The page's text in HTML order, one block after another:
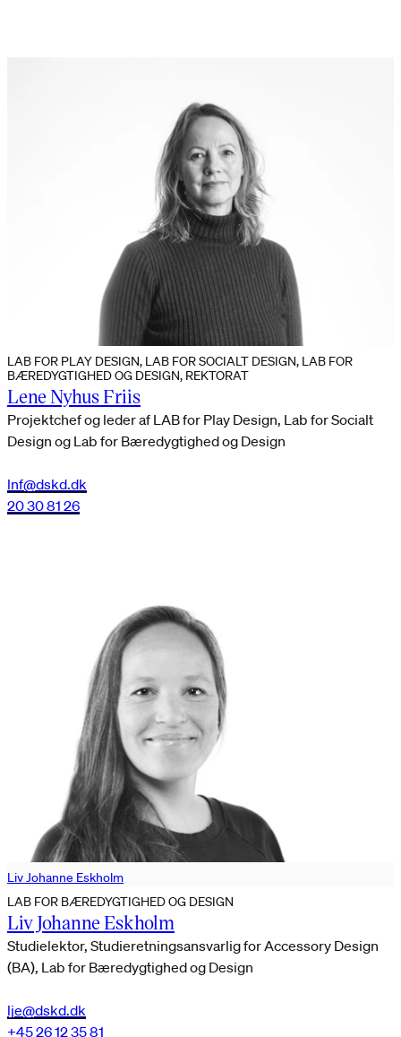
LAB FOR PLAY DESIGN, LAB FOR SOCIALT DESIGN, LAB FOR
BÆREDYGTIGHED OG DESIGN, REKTORAT
Lene Nyhus Friis
Projektchef og leder af LAB for Play Design, Lab for Socialt
Design og Lab for Bæredygtighed og Design
lnf@dskd.dk
20 30 81 26
Liv Johanne Eskholm
LAB FOR BÆREDYGTIGHED OG DESIGN
Liv Johanne Eskholm
Studielektor, Studieretningsansvarlig for Accessory Design
(BA), Lab for Bæredygtighed og Design
lje@dskd.dk
+45 26 12 35 81